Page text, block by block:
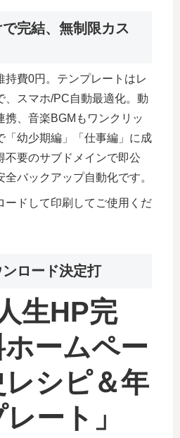
完結、無制限カス
持費0円。テンプレートはレ
、スマホ/PC自動最適化。動
携、音楽BGMもワンクリッ
「幼少期編」「仕事編」に成
不要のサブドメインで即公
バックアップ自動化です。
ードして印刷してご使用くだ
ロード決定打
生HP完
ームペー
レシピ＆年
ート」